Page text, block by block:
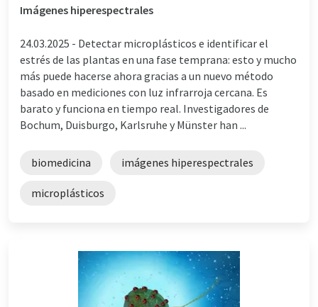
Imágenes hiperespectrales
24.03.2025 - Detectar microplásticos e identificar el
estrés de las plantas en una fase temprana: esto y mucho
más puede hacerse ahora gracias a un nuevo método
basado en mediciones con luz infrarroja cercana. Es
barato y funciona en tiempo real. Investigadores de
Bochum, Duisburgo, Karlsruhe y Münster han ...
biomedicina imágenes hiperespectrales
microplásticos